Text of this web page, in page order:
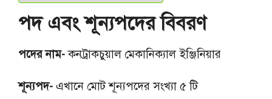
পদ এবং শূন্যপদের বিবরণ
পদের নাম-কনট্রাকচুয়াল মেকানিক্যাল ইঞ্জিনিয়ার
শূন্যপদ- এখানে মোট শূন্যপদের সংখ্যা ৫ টি